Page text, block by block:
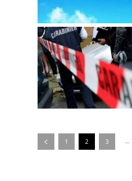
1 2 3 ...